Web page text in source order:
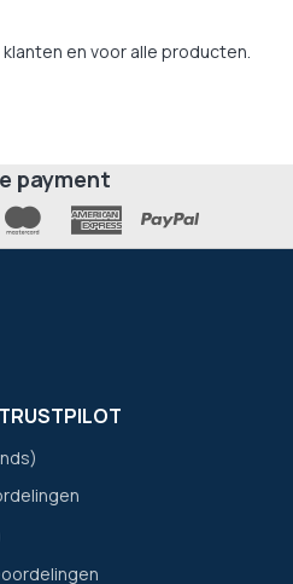
en voor alle producten.
payment